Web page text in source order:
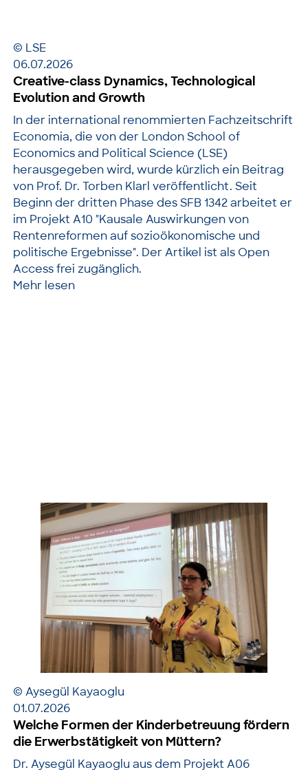
© LSE
06.07.2026
Creative-class Dynamics, Technological
Evolution and Growth
In der international renommierten Fachzeitschrift
Economia, die von der London School of
Economics and Political Science (LSE)
herausgegeben wird, wurde kürzlich ein Beitrag
von Prof. Dr. Torben Klarl veröffentlicht. Seit
Beginn der dritten Phase des SFB 1342 arbeitet er
im Projekt A10 "Kausale Auswirkungen von
Rentenreformen auf sozioökonomische und
politische Ergebnisse". Der Artikel ist als Open
Access frei zugänglich.
Mehr lesen
© Aysegül Kayaoglu
01.07.2026
Welche Formen der Kinderbetreuung fördern
die Erwerbstätigkeit von Müttern?
Dr. Aysegül Kayaoglu aus dem Projekt A06